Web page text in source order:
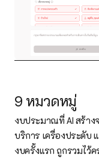
9 หมวดหมู่
งบประมาณที่ AI สร้าง
บริการ เครื่องประดับ
งบครั้งแรก ถูกรวมไว้